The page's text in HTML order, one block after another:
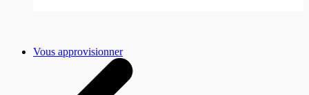
Vous approvisionner